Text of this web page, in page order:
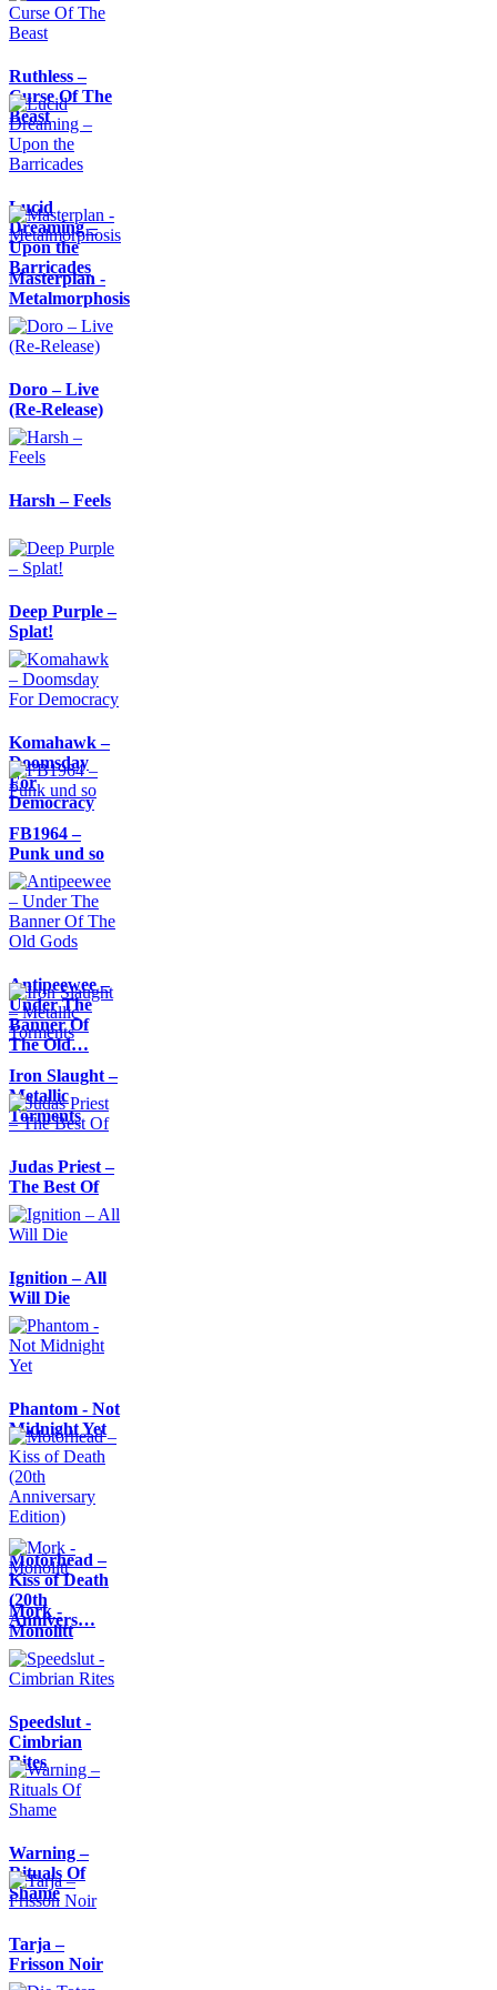
Ruthless –
Curse Of The
Beast
Lucid
Dreaming –
Upon the
Barricades
Masterplan -
Metalmorphosis
Doro – Live
(Re-Release)
Harsh – Feels
Deep Purple –
Splat!
Komahawk –
Doomsday
For
Democracy
FB1964 –
Punk und so
Antipeewee –
Under The
Banner Of
The Old…
Iron Slaught –
Metallic
Torments
Judas Priest –
The Best Of
Ignition – All
Will Die
Phantom - Not
Midnight Yet
Motörhead –
Kiss of Death
(20th
Annivers…
Mork -
Monolitt
Speedslut -
Cimbrian
Rites
Warning –
Rituals Of
Shame
Tarja –
Frisson Noir